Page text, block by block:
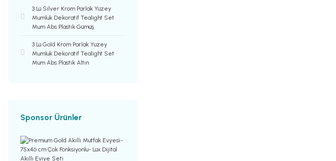
3 Lü Silver Krom Parlak Yüzey
Mumluk Dekoratif Tealight Set
Mum Abs Plastik Gümüş
3 Lü Gold Krom Parlak Yüzey
Mumluk Dekoratif Tealight Set
Mum Abs Plastik Altın
Sponsor Ürünler